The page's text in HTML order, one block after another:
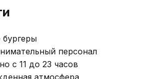
персонал
с 11 до 23 часов
атмосфера